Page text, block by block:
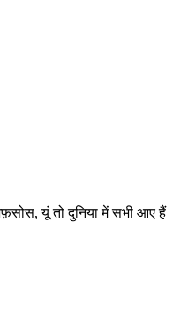
यूं तो दुनिया में सभी आए हैं